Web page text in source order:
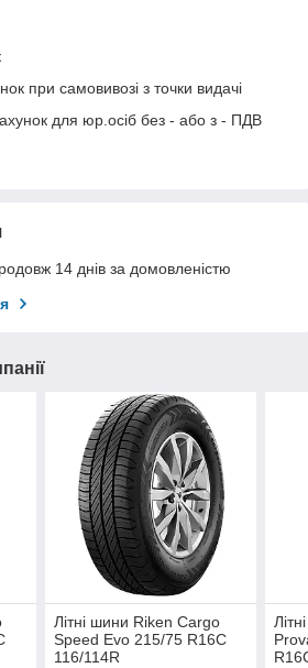
при самовивозі з точки видачі
для юр.осіб без - або з - ПДВ
14 днів за домовленістю
Літні шини Riken Cargo
Speed Evo 215/75 R16C
116/114R